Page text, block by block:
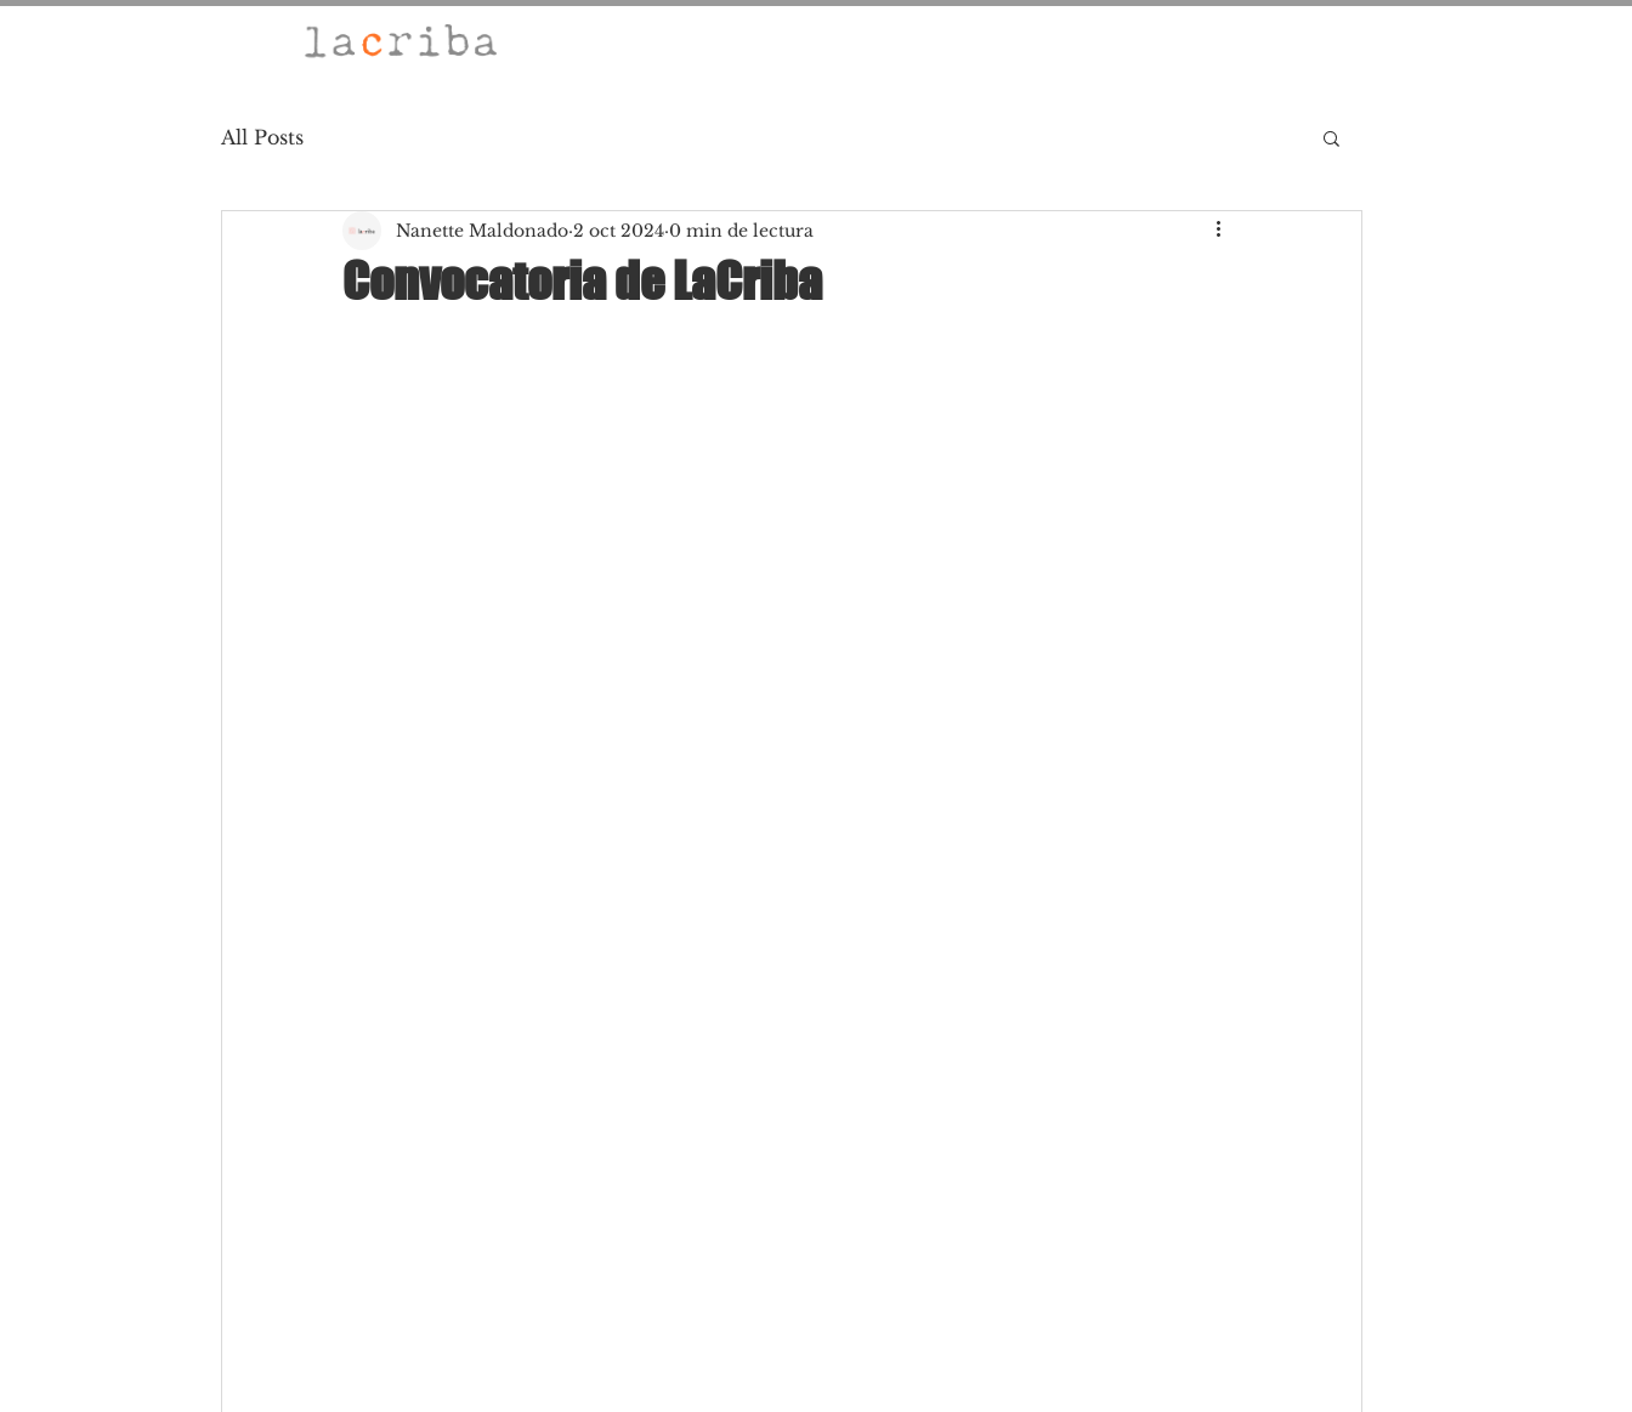
All Posts
Convocatoria de LaCriba
Nanette Maldonado 2 oct 2024 0 min de lectura